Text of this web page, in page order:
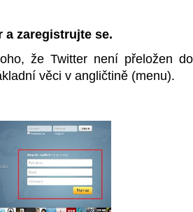
a zaregistrujte se.
že Twitter není přeložen
věci v angličtině (menu).